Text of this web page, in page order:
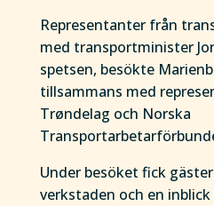
Representanter från
med transportminister
spetsen, besökte
tillsammans med
Trøndelag och Norska
Under besöket fick
verkstaden och en